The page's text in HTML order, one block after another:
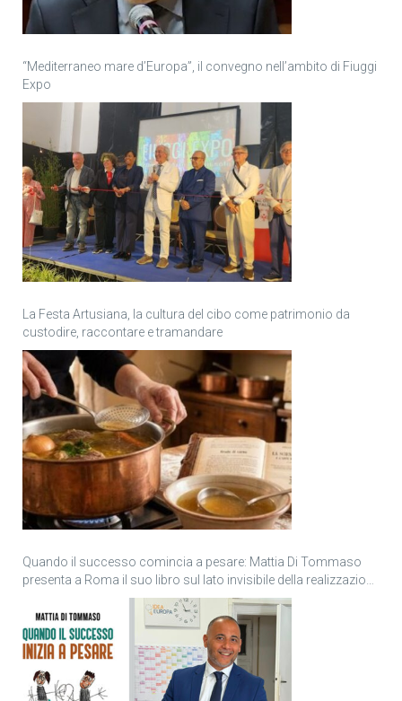
“Mediterraneo mare d’Europa”, il convegno nell’ambito di Fiuggi
Expo
La Festa Artusiana, la cultura del cibo come patrimonio da
custodire, raccontare e tramandare
Quando il successo comincia a pesare: Mattia Di Tommaso
presenta a Roma il suo libro sul lato invisibile della realizzazione